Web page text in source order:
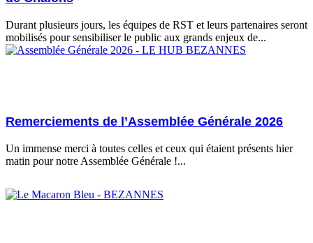
Durant plusieurs jours, les équipes de RST et leurs partenaires seront
mobilisés pour sensibiliser le public aux grands enjeux de...
Remerciements de l’Assemblée Générale 2026
Un immense merci à toutes celles et ceux qui étaient présents hier
matin pour notre Assemblée Générale !...